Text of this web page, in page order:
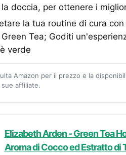
doccia, per ottenere i
la tua routine di cura
Tea; Goditi
verde
Amazon per il prezzo e la
sue affiliate.
Elizabeth Arden - Green Tea
Aroma di Cocco ed Estratto di